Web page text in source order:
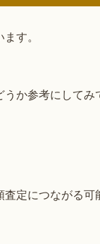
す。
か参考にしてみ
定につながる可